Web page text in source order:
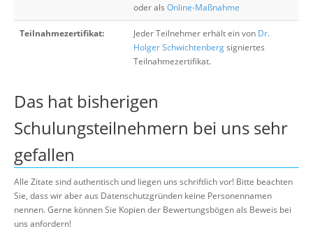
oder als Online-Maßnahme
Teilnahmezertifikat: Jeder Teilnehmer erhält ein von Dr.
Holger Schwichtenbergsigniertes
Teilnahmezertifikat.
Das hat bisherigen
Schulungsteilnehmern bei uns sehr
gefallen
Alle Zitate sind authentisch und liegen uns schriftlich vor! Bitte beachten
Sie, dass wir aber aus Datenschutzgründen keine Personennamen
nennen. Gerne können Sie Kopien der Bewertungsbögen als Beweis bei
uns anfordern!